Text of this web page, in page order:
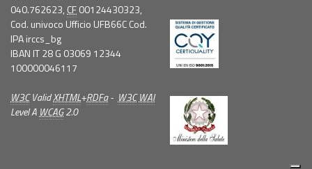
040.762623, CF00124430323,
Cod. univoco Ufficio UFB66C Cod.
IPA irccs_bg
IBAN IT 28 G 03069 12344
100000046117
W3CValidXHTML+RDFa- W3C WAI
Level A WCAG2.0